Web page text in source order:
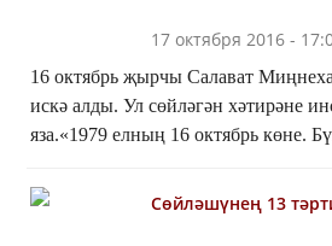
17 октября 2016 -
16 октябрь җырчы Салават
искә алды. Ул сөйләгән хәтирәне
яза.«1979 елның 16 октябрь көне.
берен...
Сөйләшүнең 13